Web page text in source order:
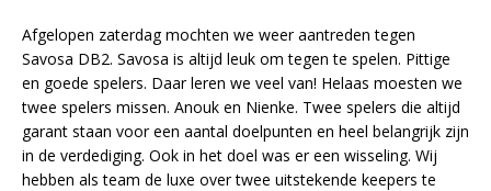
Afgelopen zaterdag mochten we weer aantreden tegen
Savosa DB2. Savosa is altijd leuk om tegen te spelen. Pittige
en goede spelers. Daar leren we veel van! Helaas moesten we
twee spelers missen. Anouk en Nienke. Twee spelers die altijd
garant staan voor een aantal doelpunten en heel belangrijk zijn
in de verdediging. Ook in het doel was er een wisseling. Wij
hebben als team de luxe over twee uitstekende keepers te